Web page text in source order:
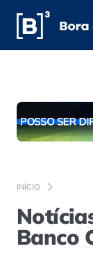
INÍCIO
Banco